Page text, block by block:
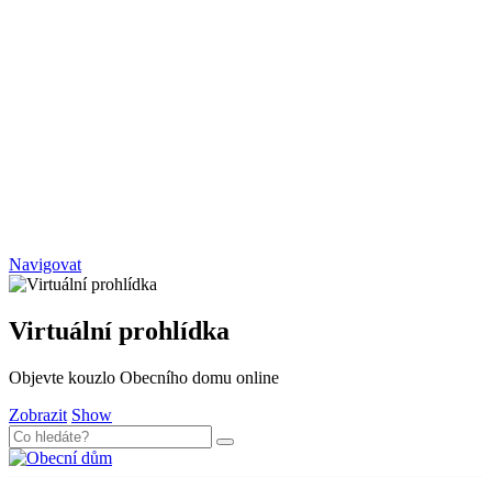
Navigovat
Virtuální prohlídka
Objevte kouzlo Obecního domu online
Zobrazit Show